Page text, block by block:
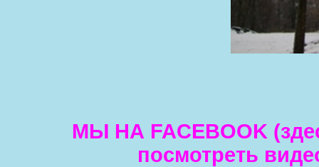
МЫ НА FACEBOOK
посмотреть